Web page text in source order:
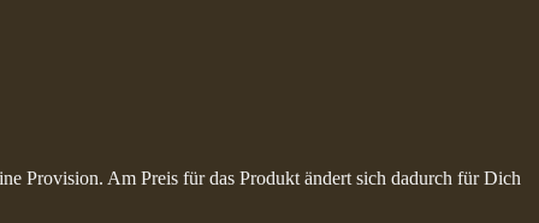
Provision. Am Preis für das Produkt ändert sich dadurch für Dich